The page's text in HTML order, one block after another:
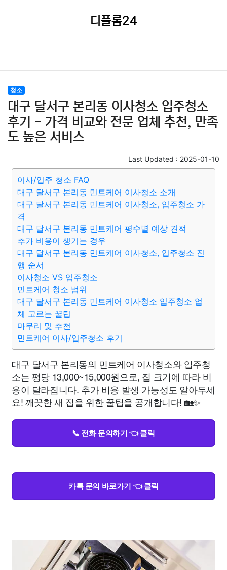
디플롬24
청소
대구 달서구 본리동 이사청소 입주청소
후기 - 가격 비교와 전문 업체 추천, 만족
도 높은 서비스
Last Updated : 2025-01-10
이사/입주 청소 FAQ
대구 달서구 본리동 민트케어 이사청소 소개
대구 달서구 본리동 민트케어 이사청소, 입주청소 가
격
대구 달서구 본리동 민트케어 평수별 예상 견적
추가 비용이 생기는 경우
대구 달서구 본리동 민트케어 이사청소, 입주청소 진
행 순서
이사청소 VS 입주청소
민트케어 청소 범위
대구 달서구 본리동 민트케어 이사청소 입주청소 업
체 고르는 꿀팁
마무리 및 추천
민트케어 이사/입주청소 후기
대구 달서구 본리동의 민트케어 이사청소와 입주청
소는 평당 13,000~15,000원으로, 집 크기에 따라 비
용이 달라집니다. 추가 비용 발생 가능성도 알아두세
요! 깨끗한 새 집을 위한 꿀팁을 공개합니다! 🏡✨
📞 전화 문의하기 👈 클릭
카톡 문의 바로가기 👈 클릭